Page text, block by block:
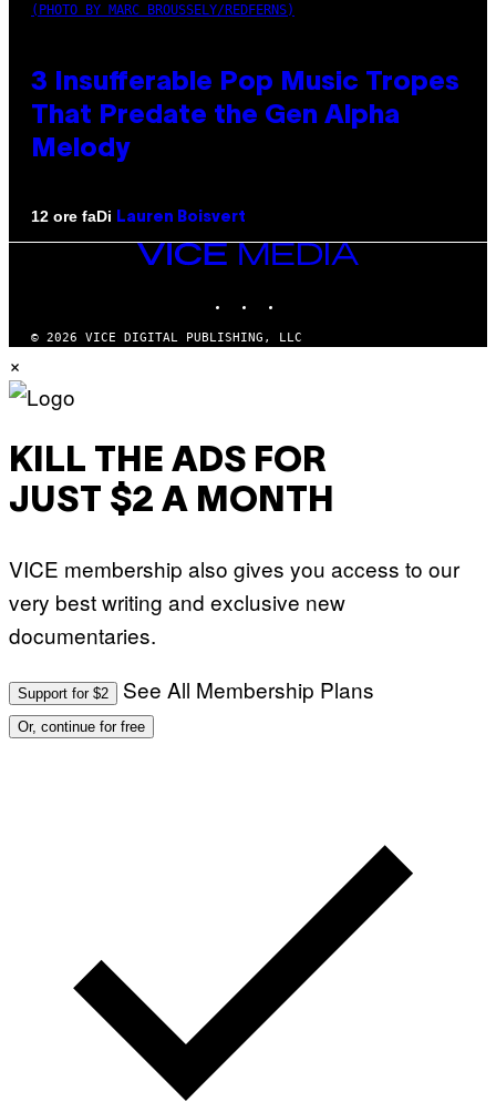
(PHOTO BY MARC BROUSSELY/REDFERNS)
3 Insufferable Pop Music Tropes
That Predate the Gen Alpha
Melody
12 ore faDi Lauren Boisvert
VICE
MEDIA
© 2026 VICE DIGITAL PUBLISHING, LLC
×
KILL THE ADS FOR
JUST $2 A MONTH
VICE membership also gives you access to our
very best writing and exclusive new
documentaries.
Support for $2 See All Membership Plans
Or, continue for free